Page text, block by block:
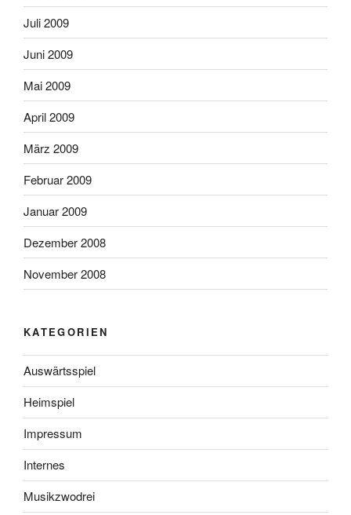
Juli 2009
Juni 2009
Mai 2009
April 2009
März 2009
Februar 2009
Januar 2009
Dezember 2008
November 2008
KATEGORIEN
Auswärtsspiel
Heimspiel
Impressum
Internes
Musikzwodrei